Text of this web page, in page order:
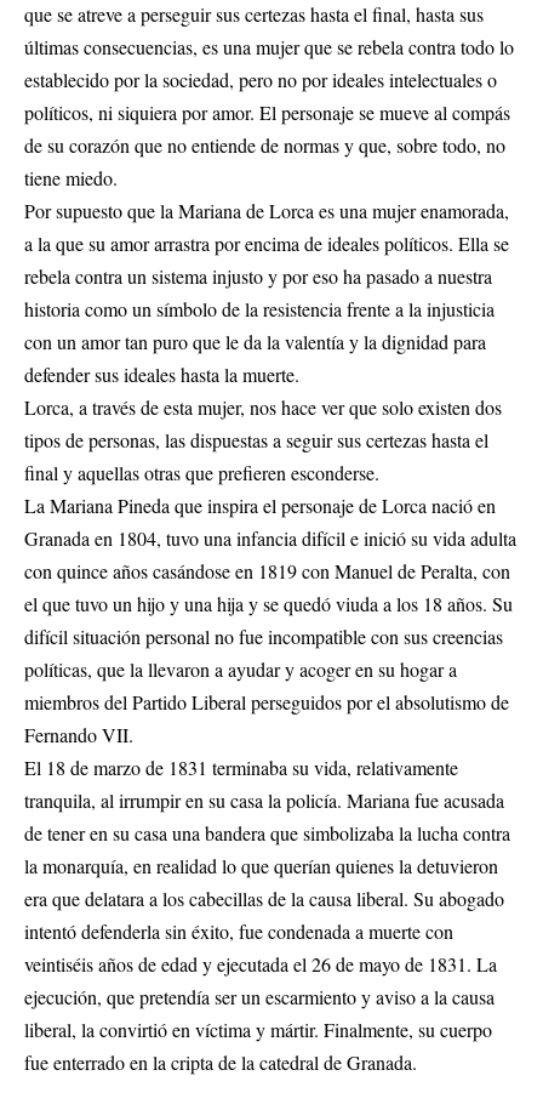
que se atreve a perseguir sus certezas hasta el final, hasta sus
últimas consecuencias, es una mujer que se rebela contra todo lo
establecido por la sociedad, pero no por ideales intelectuales o
políticos, ni siquiera por amor. El personaje se mueve al compás
de su corazón que no entiende de normas y que, sobre todo, no
tiene miedo.
Por supuesto que la Mariana de Lorca es una mujer enamorada,
a la que su amor arrastra por encima de ideales políticos. Ella se
rebela contra un sistema injusto y por eso ha pasado a nuestra
historia como un símbolo de la resistencia frente a la injusticia
con un amor tan puro que le da la valentía y la dignidad para
defender sus ideales hasta la muerte.
Lorca, a través de esta mujer, nos hace ver que solo existen dos
tipos de personas, las dispuestas a seguir sus certezas hasta el
final y aquellas otras que prefieren esconderse.
La Mariana Pineda que inspira el personaje de Lorca nació en
Granada en 1804, tuvo una infancia difícil e inició su vida adulta
con quince años casándose en 1819 con Manuel de Peralta, con
el que tuvo un hijo y una hija y se quedó viuda a los 18 años. Su
difícil situación personal no fue incompatible con sus creencias
políticas, que la llevaron a ayudar y acoger en su hogar a
miembros del Partido Liberal perseguidos por el absolutismo de
Fernando VII.
El 18 de marzo de 1831 terminaba su vida, relativamente
tranquila, al irrumpir en su casa la policía. Mariana fue acusada
de tener en su casa una bandera que simbolizaba la lucha contra
la monarquía, en realidad lo que querían quienes la detuvieron
era que delatara a los cabecillas de la causa liberal. Su abogado
intentó defenderla sin éxito, fue condenada a muerte con
veintiséis años de edad y ejecutada el 26 de mayo de 1831. La
ejecución, que pretendía ser un escarmiento y aviso a la causa
liberal, la convirtió en víctima y mártir. Finalmente, su cuerpo
fue enterrado en la cripta de la catedral de Granada.